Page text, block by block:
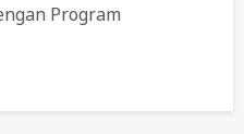
Program